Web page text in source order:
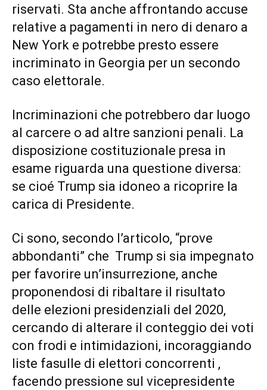
riservati. Sta anche affrontando accuse
relative a pagamenti in nero di denaro a
New York e potrebbe presto essere
incriminato in Georgia per un secondo
caso elettorale.
Incriminazioni che potrebbero dar luogo
al carcere o ad altre sanzioni penali. La
disposizione costituzionale presa in
esame riguarda una questione diversa:
se cioé Trump sia idoneo a ricoprire la
carica di Presidente.
Ci sono, secondo l’articolo, “prove
abbondanti” che Trump si sia impegnato
per favorire un’insurrezione, anche
proponendosi di ribaltare il risultato
delle elezioni presidenziali del 2020,
cercando di alterare il conteggio dei voti
con frodi e intimidazioni, incoraggiando
liste fasulle di elettori concorrenti ,
facendo pressione sul vicepresidente